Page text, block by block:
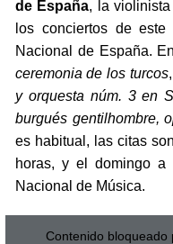
de España, la violinista
los conciertos de
Nacional de España.
ceremonia de los turcos
y orquesta núm. 3 en
burgués gentilhombre,
es habitual, las citas
horas, y el domingo a
Nacional de Música.
Contenido bloqueado